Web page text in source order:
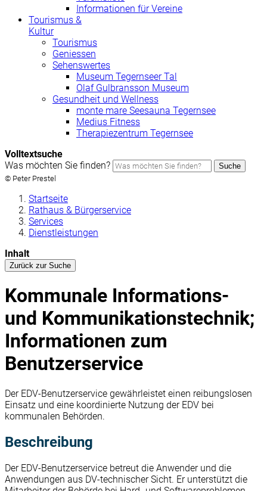
Informationen für Vereine
Tourismus &
Kultur
Tourismus
Geniessen
Sehenswertes
Museum Tegernseer Tal
Olaf Gulbransson Museum
Gesundheit und Wellness
monte mare Seesauna Tegernsee
Medius Fitness
Therapiezentrum Tegernsee
Volltextsuche
Was möchten Sie finden?
Suche
© Peter Prestel
Startseite
Rathaus & Bürgerservice
Services
Dienstleistungen
Inhalt
Zurück zur Suche
Kommunale Informations-
und Kommunikationstechnik;
Informationen zum
Benutzerservice
Der EDV-Benutzerservice gewährleistet einen reibungslosen
Einsatz und eine koordinierte Nutzung der EDV bei
kommunalen Behörden.
Beschreibung
Der EDV-Benutzerservice betreut die Anwender und die
Anwendungen aus DV-technischer Sicht. Er unterstützt die